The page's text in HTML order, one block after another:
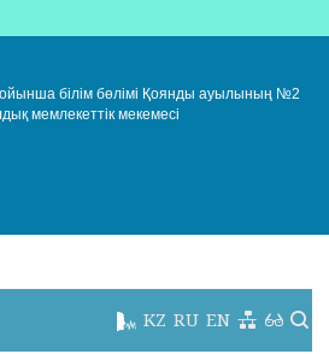
білім бөлімі Қоянды ауылының №2
мемлекеттік мекемесі
EN
RU
KZ